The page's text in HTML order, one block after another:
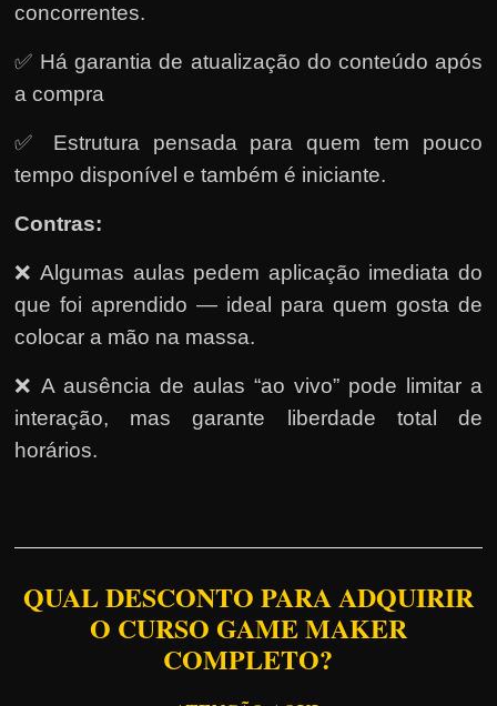
concorrentes.
✅ Há garantia de atualização do conteúdo após
a compra
✅ Estrutura pensada para quem tem pouco
tempo disponível e também é iniciante.
Contras:
❌ Algumas aulas pedem aplicação imediata do
que foi aprendido — ideal para quem gosta de
colocar a mão na massa.
❌ A ausência de aulas “ao vivo” pode limitar a
interação, mas garante liberdade total de
horários.
QUAL DESCONTO PARA ADQUIRIR
O CURSO GAME MAKER
COMPLETO?